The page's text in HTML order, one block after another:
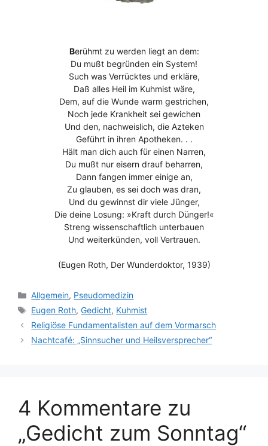
Berühmt zu werden liegt an dem:
Du mußt begründen ein System!
Such was Verrücktes und erkläre,
Daß alles Heil im Kuhmist wäre,
Dem, auf die Wunde warm gestrichen,
Noch jede Krankheit sei gewichen
Und den, nachweislich, die Azteken
Geführt in ihren Apotheken. . .
Hält man dich auch für einen Narren,
Du mußt nur eisern drauf beharren,
Dann fangen immer einige an,
Zu glauben, es sei doch was dran,
Und du gewinnst dir viele Jünger,
Die deine Losung: »Kraft durch Dünger!«
Streng wissenschaftlich unterbauen
Und weiterkünden, voll Vertrauen.
(Eugen Roth, Der Wunderdoktor, 1939)
Kategorien
Allgemein, Pseudomedizin
Schlagwörter
Eugen Roth,Gedicht, Kuhmist
Religiöse Fundamentalisten auf dem Vormarsch
Nachtcafé: „Sinnsucher und Heilsversprecher“
4 Kommentare zu
„Gedicht zum Sonntag“